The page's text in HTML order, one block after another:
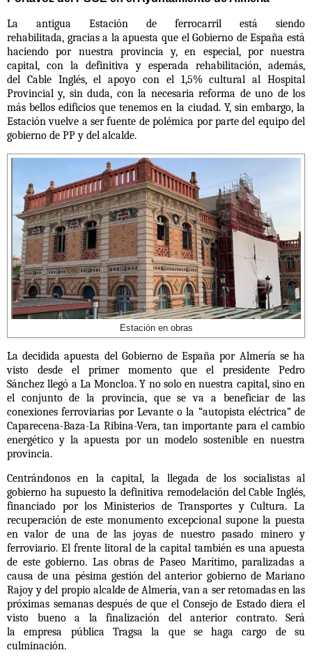
La antigua Estación de ferrocarril está siendo
rehabilitada, gracias a la apuesta que el Gobierno de España está
haciendo por nuestra provincia y, en especial, por nuestra
capital, con la definitiva y esperada rehabilitación, además,
del Cable Inglés, el apoyo con el 1,5% cultural alHospital
Provincial y, sin duda, con la necesaria reforma de uno de los
más bellos edificios que tenemos en la ciudad. Y, sin embargo, la
Estación vuelve a serfuente de polémica por parte del equipo del
gobierno de PP y del alcalde.
Estación en obras
La decidida apuesta del Gobierno de España por Almería se ha
visto desde el primer momento que elpresidente Pedro
Sánchez llegó a La Moncloa. Y no solo en nuestra capital, sino en
el conjunto de la provincia, que se va a beneficiar de las
conexiones ferroviarias por Levante o la “autopista eléctrica” de
Caparecena-Baza-La Ribina-Vera, tan importante para el cambio
energético y la apuesta por un modelo sostenible en nuestra
provincia.
Centrándonos en la capital, la llegada de los socialistas al
gobierno ha supuesto la definitiva remodelación del Cable Inglés,
financiado por los Ministerios de Transportes y Cultura. La
recuperación de este monumento excepcional supone la puesta
en valor de una de las joyas de nuestro pasado minero y
ferroviario. El frente litoral de la capital también es una apuesta
de este gobierno. Las obras de Paseo Marítimo,paralizadas a
causa de una pésima gestióndel anterior gobierno de Mariano
Rajoyy del propio alcalde de Almería, van a ser retomadas en las
próximas semanas después de que el Consejo de Estado diera el
visto bueno a la finalización del anterior contrato. Será
laempresa pública Tragsala que se haga cargo de su
culminación.